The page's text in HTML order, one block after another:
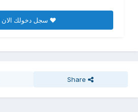
♥ سجل دخولك الان
Share